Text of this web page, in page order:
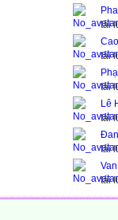
tải
tải
tải
Lê
tải
tải
tải